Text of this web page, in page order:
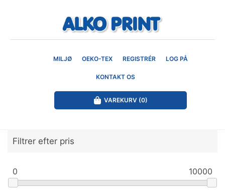
MILJØ OEKO-TEX REGISTRÉR LOG PÅ
KONTAKT OS
VAREKURV (0)
Filtrer efter pris
0 10000